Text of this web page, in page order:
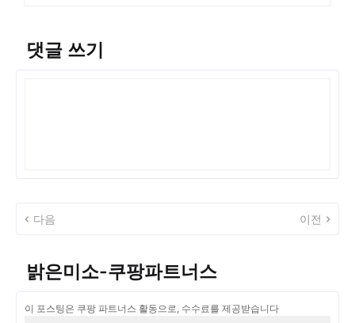
댓글 쓰기
다음 이전
밝은미소-쿠팡파트너스
이 포스팅은 쿠팡 파트너스 활동으로, 수수료를 제공받습니다